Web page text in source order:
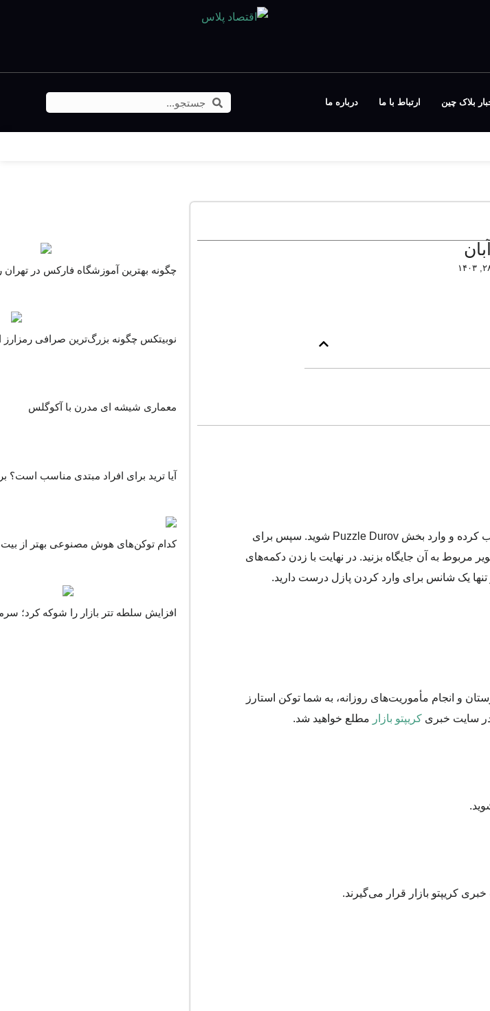
بلاک چین ارتباط با ما درباره ما
برای وارد کردن کومبو امروز میجر ۲۸ آبان ، از منوی پایین صفحه گزینه Games را انتخاب کرده و وارد بخش Puzzle Durov شوید. سپس برای
مربوط به آن جایگاه بزنید. در نهایت با زدن دکمه‌های
و انجام مأموریت‌های روزانه، به شما توکن استارز
کریپتو بازار مطلع خواهید شد.
چگونه بهترین آموزشگاه فارکس در تهران
نوبیتکس چگونه بزرگ‌ترین صرافی رمزارز
معماری شیشه ای مدرن با آکوگلس
آیا ترید برای افراد مبتدی مناسب است؟
کدام توکن‌های هوش مصنوعی بهتر از بیت
افزایش سلطه تتر بازار را شوکه کرد؛